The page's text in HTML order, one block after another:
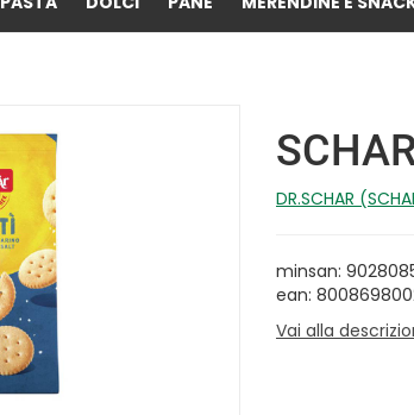
DR.SCHAR
minsan:
ean:
Vai alla